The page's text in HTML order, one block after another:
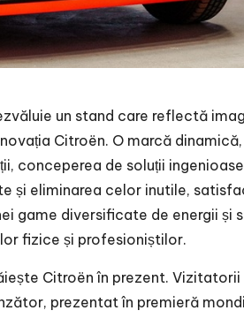
un stand care reflectă
Citroën. O marcă
conceperea de soluții
și eliminarea celor inutile,
game diversificate de energii și
fizice și profesioniștilor.
Citroën în prezent.
prezentat în premieră